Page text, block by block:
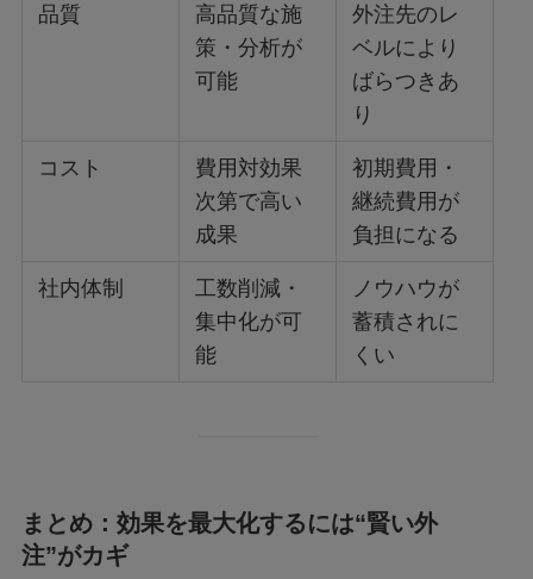
品質
高品質な施
策・分析が
可能
外注先のレ
ベルにより
ばらつきあ
り
コスト
費用対効果
次第で高い
成果
初期費用・
継続費用が
負担になる
社内体制
工数削減・
集中化が可
能
ノウハウが
蓄積されに
くい
まとめ：効果を最大化するには“賢い外
注”がカギ